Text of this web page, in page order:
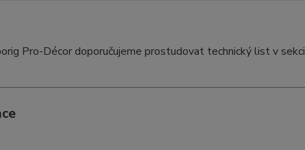
Pro-Décor doporučujeme prostudovat technický list v sekci